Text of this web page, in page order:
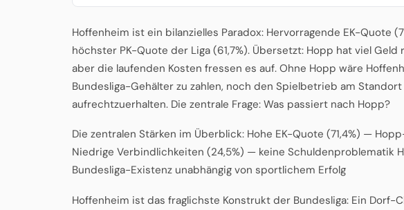
Hoffenheim ist ein bilanzielles Paradox: Hervorragende EK-Quote
höchster PK-Quote der Liga (61,7%). Übersetzt: Hopp hat viel Geld
aber die laufenden Kosten fressen es auf. Ohne Hopp wäre
Bundesliga-Gehälter zu zahlen, noch den Spielbetrieb am
aufrechtzuerhalten. Die zentrale Frage: Was passiert nach Hopp?
Die zentralen Stärken im Überblick: Hohe EK-Quote (71,4%) —
Niedrige Verbindlichkeiten (24,5%) — keine Schuldenproblematik
Bundesliga-Existenz unabhängig von sportlichem Erfolg
Hoffenheim ist das fraglichste Konstrukt der Bundesliga: Ein